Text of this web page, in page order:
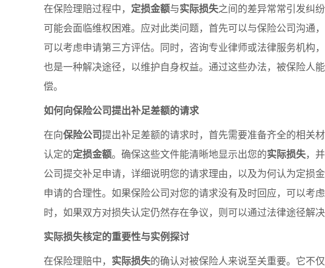
在保险理赔过程中， 定损金额与实际损失之间的差异常常引发纠
可能会面临维权困难。应对此类问题，首先可以与保险公司沟通
可以考虑申请第三方评估。同时，咨询专业律师或法律服务机构
也是一种解决途径，以维护自身权益。通过这些办法，被保险人
偿。
如何向保险公司提出补足差额的请求
在向保险公司提出补足差额的请求时，首先需要准备齐全的相关
认定的定损金额。确保这些文件能清晰地显示出您的实际损失，
公司提交补足申请，详细说明您的请求理由，以及为何认为定损
申请的合理性。如果保险公司对您的请求没有及时回应，可以考
时，如果双方对损失认定仍然存在争议，则可以通过法律途径解决
实际损失核定的重要性与实例探讨
在保险理赔中， 实际损失的确认对被保险人来说至关重要。它不